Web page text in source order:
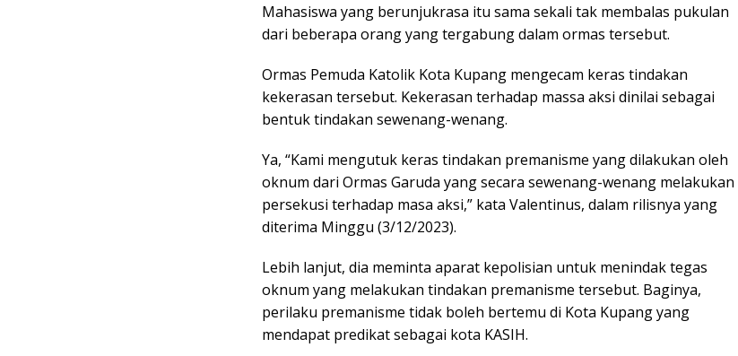
Mahasiswa yang berunjukrasa itu sama sekali tak membalas pukulan
dari beberapa orang yang tergabung dalam ormas tersebut.
Ormas Pemuda Katolik Kota Kupang mengecam keras tindakan
kekerasan tersebut. Kekerasan terhadap massa aksi dinilai sebagai
bentuk tindakan sewenang-wenang.
Ya, “Kami mengutuk keras tindakan premanisme yang dilakukan oleh
oknum dari Ormas Garuda yang secara sewenang-wenang melakukan
persekusi terhadap masa aksi,” kata Valentinus, dalam rilisnya yang
diterima Minggu (3/12/2023).
Lebih lanjut, dia meminta aparat kepolisian untuk menindak tegas
oknum yang melakukan tindakan premanisme tersebut. Baginya,
perilaku premanisme tidak boleh bertemu di Kota Kupang yang
mendapat predikat sebagai kota KASIH.